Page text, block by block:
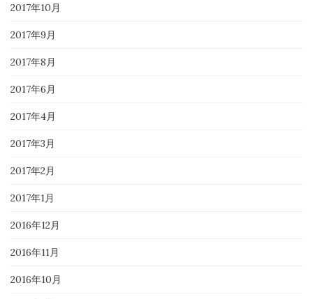
2017年10月
2017年9月
2017年8月
2017年6月
2017年4月
2017年3月
2017年2月
2017年1月
2016年12月
2016年11月
2016年10月